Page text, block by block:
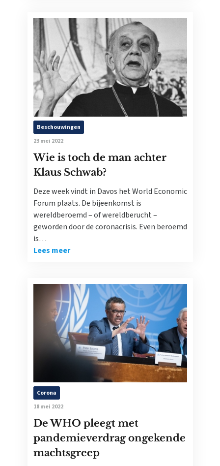
Beschouwingen
23 mei 2022
Wie is toch de man achter
Klaus Schwab?
Deze week vindt in Davos het World Economic
Forum plaats. De bijeenkomst is
wereldberoemd – of wereldberucht –
geworden door de coronacrisis. Even beroemd
is…
Lees meer
Corona
18 mei 2022
De WHO pleegt met
pandemieverdrag ongekende
machtsgreep